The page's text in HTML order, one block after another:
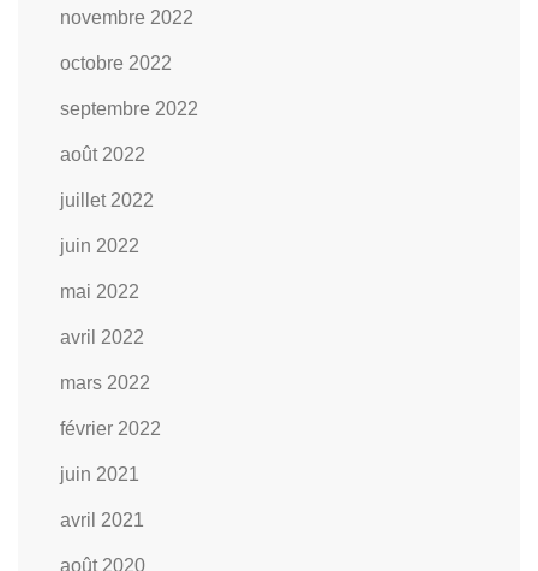
novembre 2022
octobre 2022
septembre 2022
août 2022
juillet 2022
juin 2022
mai 2022
avril 2022
mars 2022
février 2022
juin 2021
avril 2021
août 2020